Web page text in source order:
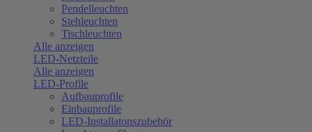
Pendelleuchten
Stehleuchten
Tischleuchten
Alle anzeigen
LED-Netzteile
Alle anzeigen
LED-Profile
Aufbauprofile
Einbauprofile
LED-Installatonszubehör